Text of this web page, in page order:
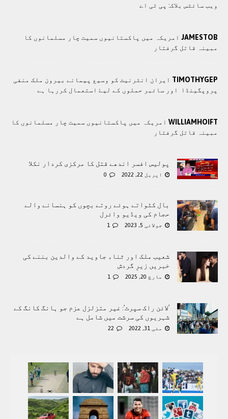
ویب سائٹس بلاک: پی ٹی اے
JAMESTOB امریکہ میں پاکستانیوں سمیت چار مسلمانوں کا
مبینہ قاتل گرفتار
TIMOTHYGEP ايران انٹرنيٹ کو وسيع پيمانے بيرون ملک منفی
پروپگينڈا اور سائبر حملوں کے ليۓ استعمال کررہا ہے
WILLIAMHOIFT امریکہ میں پاکستانیوں سمیت چار مسلمانوں کا
مبینہ قاتل گرفتار
پولیس افسر اندھے قتل کا مرکزی کردار نکلا
اپریل 22, 2022 0
بال کٹواتے ہوئے روتے بچوں کو ہنسانے والے
حجام کی ویڈیو وائرل
جولائی 5, 2023 1
شعیب ملک اور ثناء جاوید کے والدین بننے کی
خبریں زیرِ گردش
مارچ 20, 2025 1
’لائن راک سپرٹ‘: غیر متزلزل عزم جو ہانگ کانگ کے
شہریوں کی سرشت میں شامل ہے
مئی 31, 2022 22